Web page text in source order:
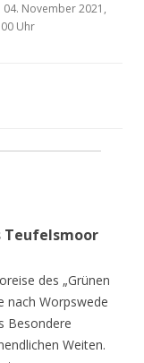
04. November 2021,
Uhr
Teufelsmoor
des „Grünen
nach Worpswede
Besondere
Weiten.